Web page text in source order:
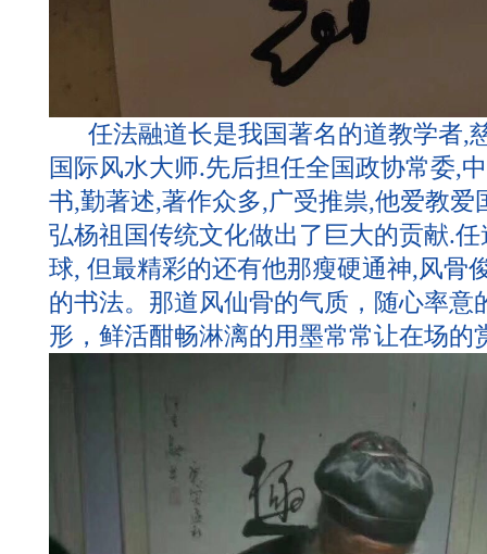
任法融道长是我国著名的道教学者,
国际风水大师.先后担任全国政协常委,
书,勤著述,著作众多,广受推祟,他爱教爱
弘杨祖国传统文化做出了巨大的贡献.
球, 但最精彩的还有他那瘦硬通神,风骨
的书法。那道风仙骨的气质，随心率意
形，鲜活酣畅淋漓的用墨常常让在场的